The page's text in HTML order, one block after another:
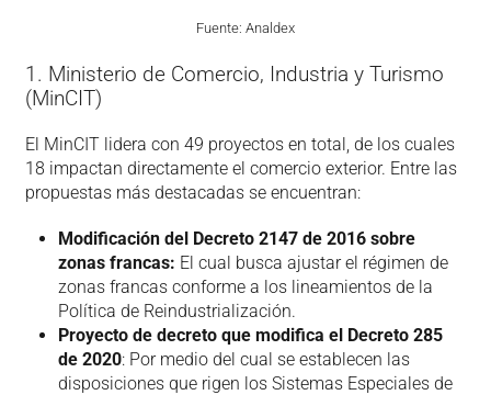
Fuente: Analdex
1. Ministerio de Comercio, Industria y Turismo
(MinCIT)
El MinCIT lidera con 49 proyectos en total, de los cuales
18 impactan directamente el comercio exterior. Entre las
propuestas más destacadas se encuentran:
Modificación del Decreto 2147 de 2016 sobre
zonas francas: El cual busca ajustar el régimen de
zonas francas conforme a los lineamientos de la
Política de Reindustrialización.
Proyecto de decreto que modifica el Decreto 285
de 2020: Por medio del cual se establecen las
disposiciones que rigen los Sistemas Especiales de